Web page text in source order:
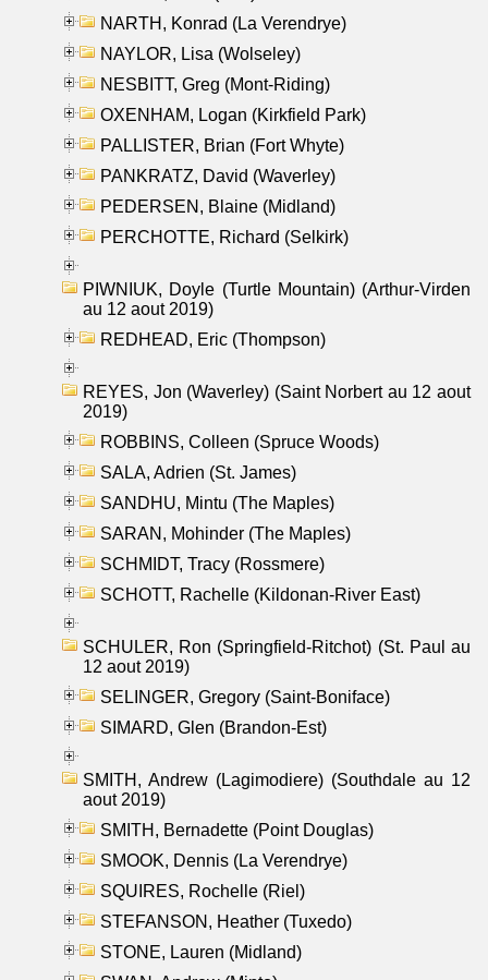
NARTH, Konrad (La Verendrye)
NAYLOR, Lisa (Wolseley)
NESBITT, Greg (Mont-Riding)
OXENHAM, Logan (Kirkfield Park)
PALLISTER, Brian (Fort Whyte)
PANKRATZ, David (Waverley)
PEDERSEN, Blaine (Midland)
PERCHOTTE, Richard (Selkirk)
PIWNIUK, Doyle (Turtle Mountain) (Arthur-Virden
au 12 aout 2019)
REDHEAD, Eric (Thompson)
REYES, Jon (Waverley) (Saint Norbert au 12 aout
2019)
ROBBINS, Colleen (Spruce Woods)
SALA, Adrien (St. James)
SANDHU, Mintu (The Maples)
SARAN, Mohinder (The Maples)
SCHMIDT, Tracy (Rossmere)
SCHOTT, Rachelle (Kildonan-River East)
SCHULER, Ron (Springfield-Ritchot) (St. Paul au
12 aout 2019)
SELINGER, Gregory (Saint-Boniface)
SIMARD, Glen (Brandon-Est)
SMITH, Andrew (Lagimodiere) (Southdale au 12
aout 2019)
SMITH, Bernadette (Point Douglas)
SMOOK, Dennis (La Verendrye)
SQUIRES, Rochelle (Riel)
STEFANSON, Heather (Tuxedo)
STONE, Lauren (Midland)